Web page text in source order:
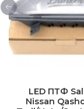
LED ПТФ
Nissan